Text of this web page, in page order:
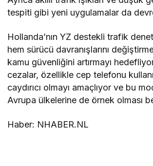
tespiti gibi yeni uygulamalar da
Hollanda’nın YZ destekli trafik
hem sürücü davranışlarını
kamu güvenliğini artırmayı
cezalar, özellikle cep telefonu
caydırıcı olmayı amaçlıyor ve bu
Avrupa ülkelerine de örnek olması
Haber: NHABER.NL